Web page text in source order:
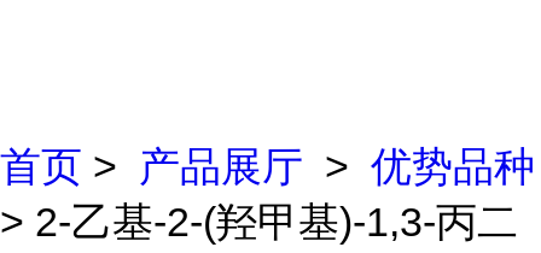
首页 > 产品展厅 > 优势品种
> 2-乙基-2-(羟甲基)-1,3-丙二